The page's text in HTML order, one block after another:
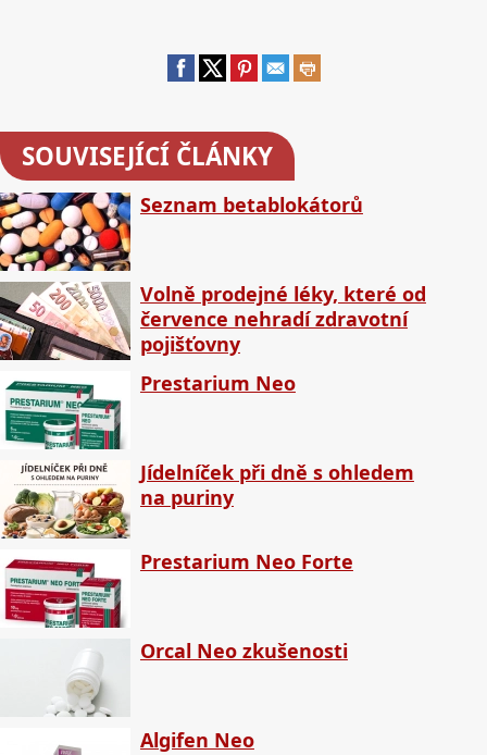
SOUVISEJÍCÍ ČLÁNKY
Seznam betablokátorů
Volně prodejné léky, které od
července nehradí zdravotní
pojišťovny
Prestarium Neo
Jídelníček při dně s ohledem
na puriny
Prestarium Neo Forte
Orcal Neo zkušenosti
Algifen Neo